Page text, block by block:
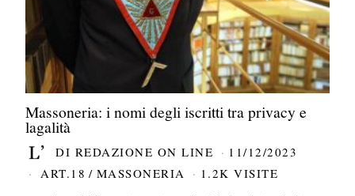
Massoneria: i nomi degli iscritti tra privacy e
lagalità
DI REDAZIONE ON LINE
11/12/2023
ART.18 / MASSONERIA 1.2K VISITE